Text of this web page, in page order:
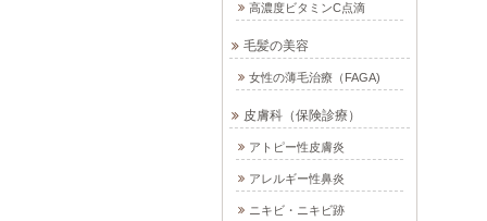
高濃度ビタミンC点滴
毛髪の美容
女性の薄毛治療（FAGA)
皮膚科（保険診療）
アトピー性皮膚炎
アレルギー性鼻炎
ニキビ・ニキビ跡